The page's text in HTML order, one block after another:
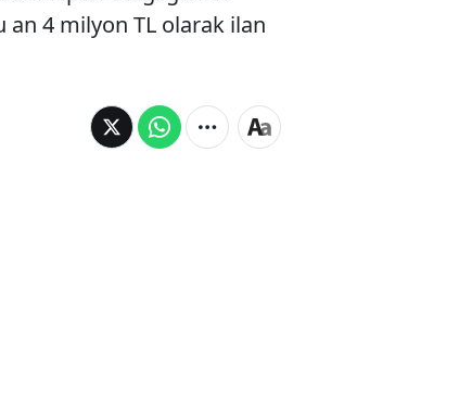
an 4 milyon TL olarak ilan